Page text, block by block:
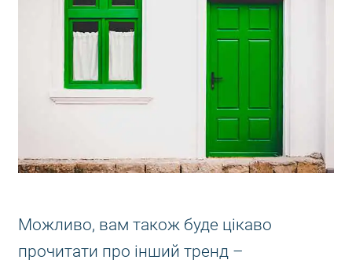
Можливо, вам також буде цікаво
прочитати про інший тренд –